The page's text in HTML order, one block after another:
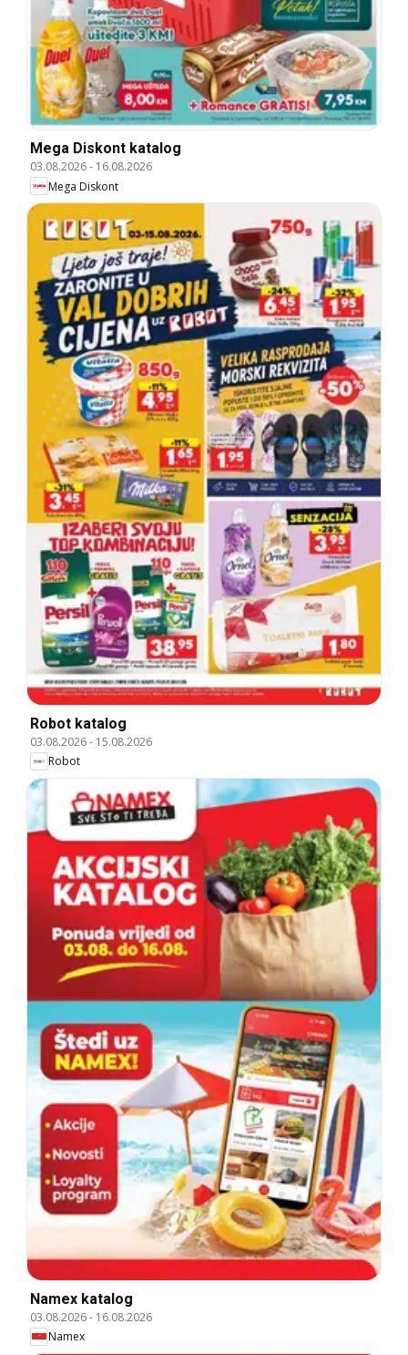
Mega Diskont katalog
03.08.2026- 16.08.2026
Mega Diskont
Robot katalog
03.08.2026- 15.08.2026
Robot
Namex katalog
03.08.2026- 16.08.2026
Namex